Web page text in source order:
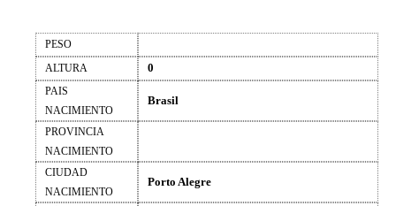
PESO
ALTURA
0
PAIS
NACIMIENTO
Brasil
PROVINCIA
NACIMIENTO
CIUDAD
NACIMIENTO
Porto Alegre